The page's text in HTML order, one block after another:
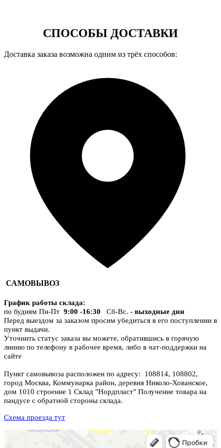
СПОСОБЫ ДОСТАВКИ
Доставка заказа возможна одним из трёх способов:
САМОВЫВОЗ
График работы склада:
по будням Пн-Пт 9:00 -16:30 Сб-Вс. - выходные дни
Перед выездом за заказом просим убедиться в его поступлении в
пункт выдачи.
Уточнить статус заказа вы можете, обратившись в горячую
линию по телефону в рабочее время, либо в чат-поддержки на
сайте
Пункт самовывоза расположен по адресу: 108814, 108802,
город Москва, Коммунарка район, деревня Николо-Хованское,
дом 1010 строение 1 Склад "Нордпласт" Получение товара на
пандусе с обратной стороны склада.
Схема проезда тут